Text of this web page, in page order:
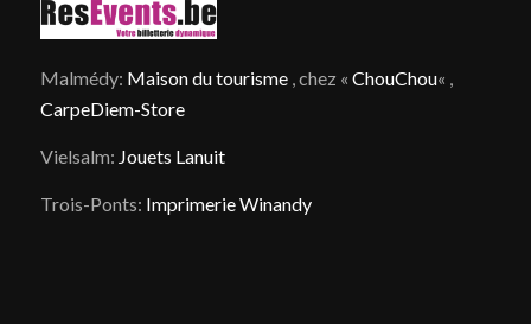
Malmédy: Maison du tourisme, chez « ChouChou« ,
CarpeDiem-Store
Vielsalm: Jouets Lanuit
Trois-Ponts: Imprimerie Winandy